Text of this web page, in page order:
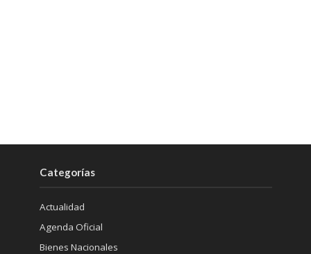
Categorías
Actualidad
Agenda Oficial
Bienes Nacionales